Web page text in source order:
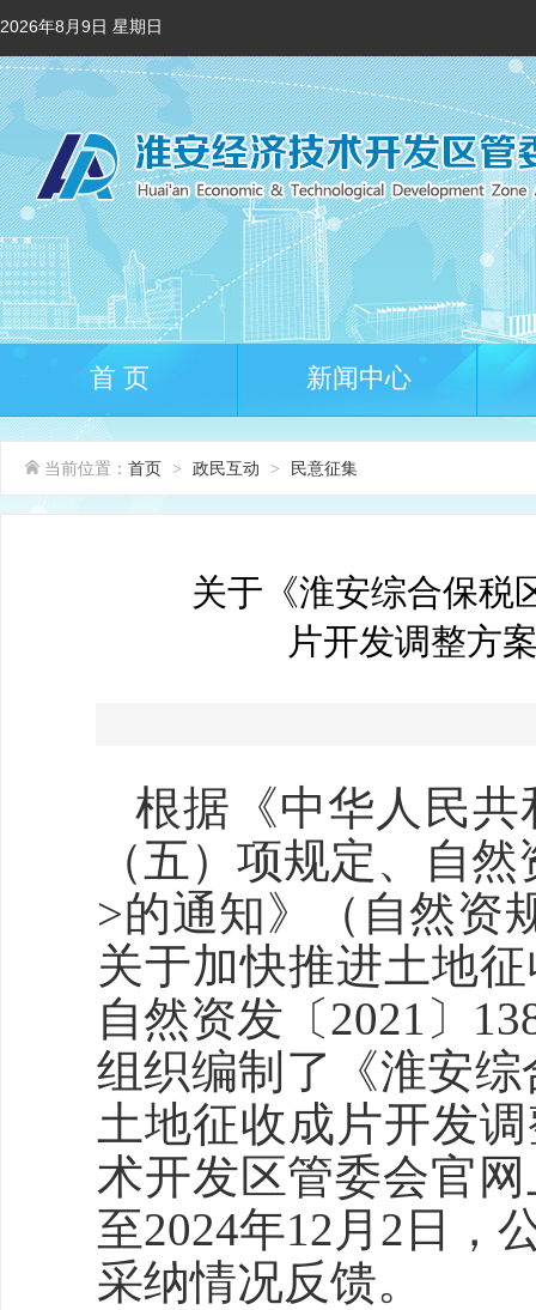
2026年8月9日 星期日
首 页 新闻中心
当前位置： 首页 > 政民互动 > 民意征集
关于《淮安综合保税
片开发调整方
根据《中华人民
（五）项规定、自
>的通知》（自然资
关于加快推进土地
自然资发〔2021〕
组织编制了《淮安综
土地征收成片开发
术开发区管委会官
至2024年12月2日，
采纳情况反馈。